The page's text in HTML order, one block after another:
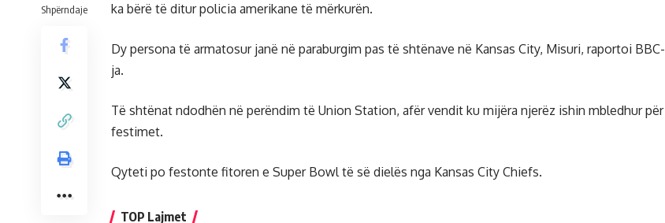
Shpërndaje
ka bërë të ditur policia amerikane të mërkurën.
Dy persona të armatosur janë në paraburgim pas të shtënave në Kansas City, Misuri, raportoi BBC-
ja.
Të shtënat ndodhën në perëndim të Union Station, afër vendit ku mijëra njerëz ishin mbledhur për
festimet.
Qyteti po festonte fitoren e Super Bowl të së dielës nga Kansas City Chiefs.
TOP Lajmet